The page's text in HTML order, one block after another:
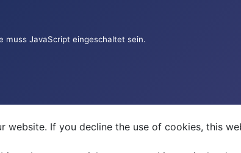
muss JavaScript eingeschaltet sein.
website. If you decline the use of cookies, this